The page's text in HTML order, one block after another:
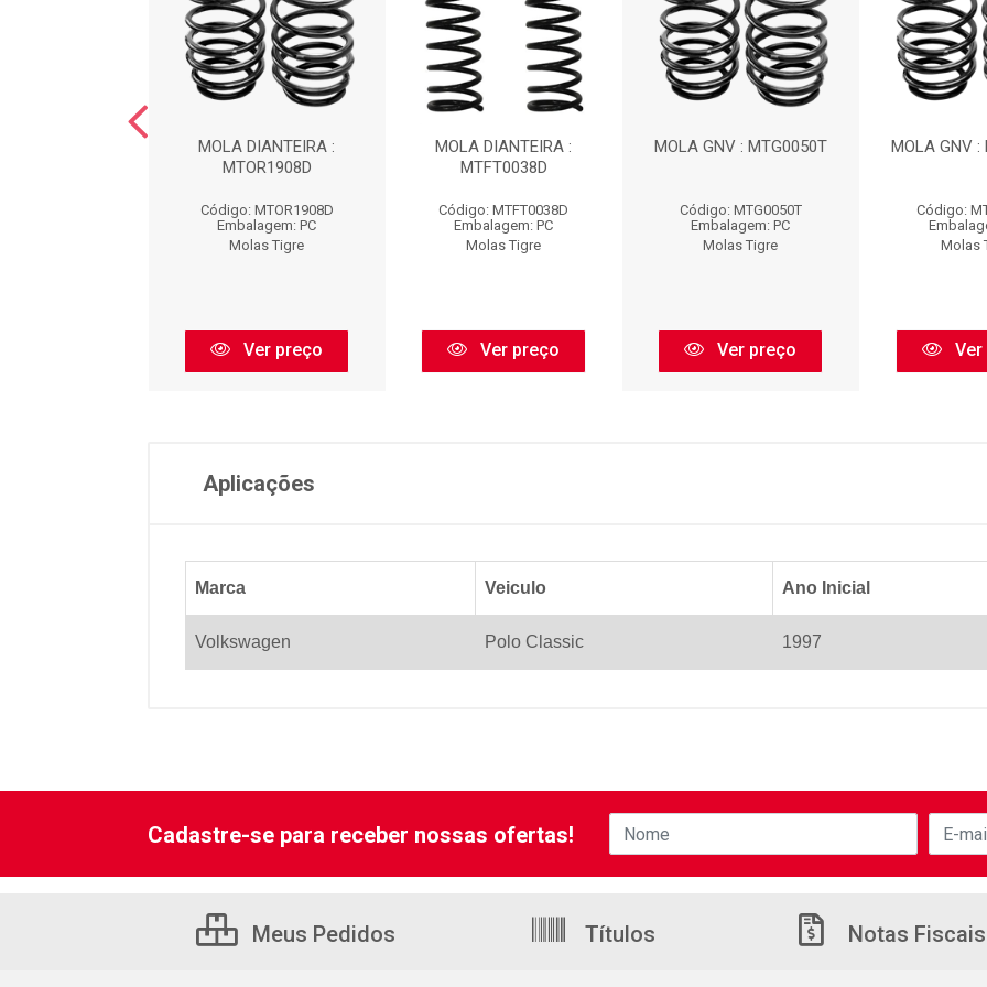
MOLA DIANTEIRA :
MTOR1908D
Código: MTOR1908D
Embalagem: PC
Molas Tigre
Ver preço
MOLA DIANTEIRA :
MTFT0038D
Código: MTFT0038D
Embalagem: PC
Molas Tigre
Ver preço
MOLA GNV : MTG0050T
Código: MTG0050T
Embalagem: PC
Molas Tigre
Ver preço
MOLA GNV :
Código:
Molas
Aplicações
Marca Veiculo Ano Inicial
Volkswagen Polo Classic 1997
Cadastre-se para receber nossas ofertas!
Meus Pedidos Títulos Notas Fiscais